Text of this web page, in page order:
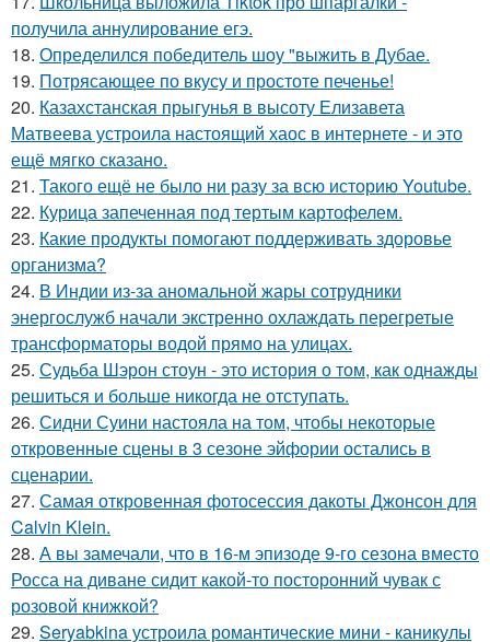
получила аннулирование егэ.
18. Определился победитель шоу "выжить в Дубае.
19. Потрясающее по вкусу и простоте печенье!
20. Казахстанская прыгунья в высоту Елизавета
Матвеева устроила настоящий хаос в интернете - и это
ещё мягко сказано.
21. Такого ещё не было ни разу за всю историю Youtube.
22. Курица запеченная под тертым картофелем.
23. Какие продукты помогают поддерживать здоровье
организма?
24. В Индии из-за аномальной жары сотрудники
энергослужб начали экстренно охлаждать перегретые
трансформаторы водой прямо на улицах.
25. Судьба Шэрон стоун - это история о том, как однажды
решиться и больше никогда не отступать.
26. Сидни Суини настояла на том, чтобы некоторые
откровенные сцены в 3 сезоне эйфории остались в
сценарии.
27. Самая откровенная фотосессия дакоты Джонсон для
Calvin Klein.
28. А вы замечали, что в 16-м эпизоде 9-го сезона вместо
Росса на диване сидит какой-то посторонний чувак с
розовой книжкой?
29. Seryabkina устроила романтические мини - каникулы